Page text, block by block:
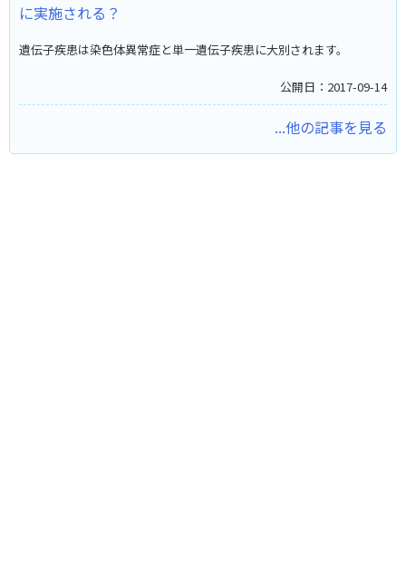
に実施される？
遺伝子疾患は染色体異常症と単一遺伝子疾患に大別されます。
公開日：2017-09-14
...他の記事を見る